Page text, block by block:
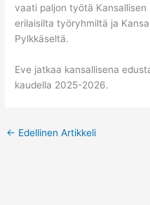
vaati paljon työtä
erilaisilta työryhmiltä ja
Pylkkäseltä.
Eve jatkaa kansallisena
kaudella 2025-2026.
← Edellinen Artikkeli